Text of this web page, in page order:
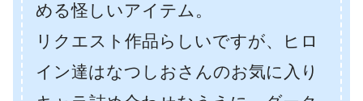
める怪しいアイテム。
リクエスト作品らしいですが、ヒロ
イン達はなつしおさんのお気に入り